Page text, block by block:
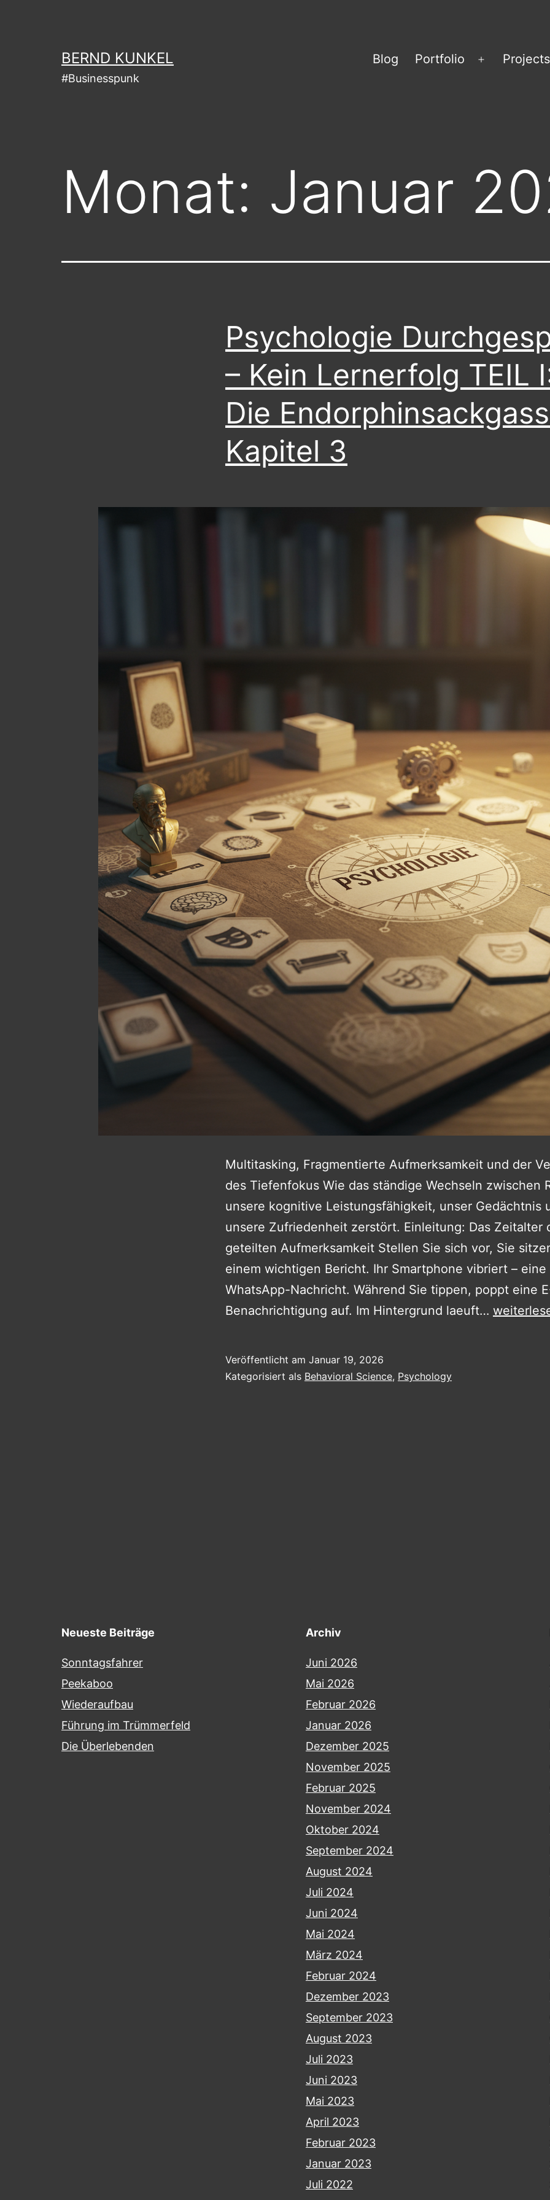
BERND KUNKEL
#Businesspunk
Blog Portfolio
Menü
Projects
Monat: Januar
Psychologie
– Kein Lernerfolg TEIL
Die
Kapitel 3
Multitasking, Fragmentierte Aufmerksamkeit und der
des Tiefenfokus Wie das ständige Wechseln zwischen
unsere kognitive Leistungsfähigkeit, unser Gedächtnis
unsere Zufriedenheit zerstört. Einleitung: Das Zeitalter
geteilten Aufmerksamkeit Stellen Sie sich vor, Sie
einem wichtigen Bericht. Ihr Smartphone vibriert – eine
WhatsApp-Nachricht. Während Sie tippen, poppt eine
Benachrichtigung auf. Im Hintergrund laeuft…
Veröffentlicht am Januar 19, 2026
Kategorisiert als Behavioral Science, Psychology
Neueste Beiträge
Sonntagsfahrer
Peekaboo
Wiederaufbau
Führung im Trümmerfeld
Die Überlebenden
Archiv
Juni 2026
Mai 2026
Februar 2026
Januar 2026
Dezember 2025
November 2025
Februar 2025
November 2024
Oktober 2024
September 2024
August 2024
Juli 2024
Juni 2024
Mai 2024
März 2024
Februar 2024
Dezember 2023
September 2023
August 2023
Juli 2023
Juni 2023
Mai 2023
April 2023
Februar 2023
Januar 2023
Juli 2022